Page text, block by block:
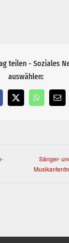
teilen - Soziales
auswählen:
X WhatsApp
E-
Mail
Sänger-